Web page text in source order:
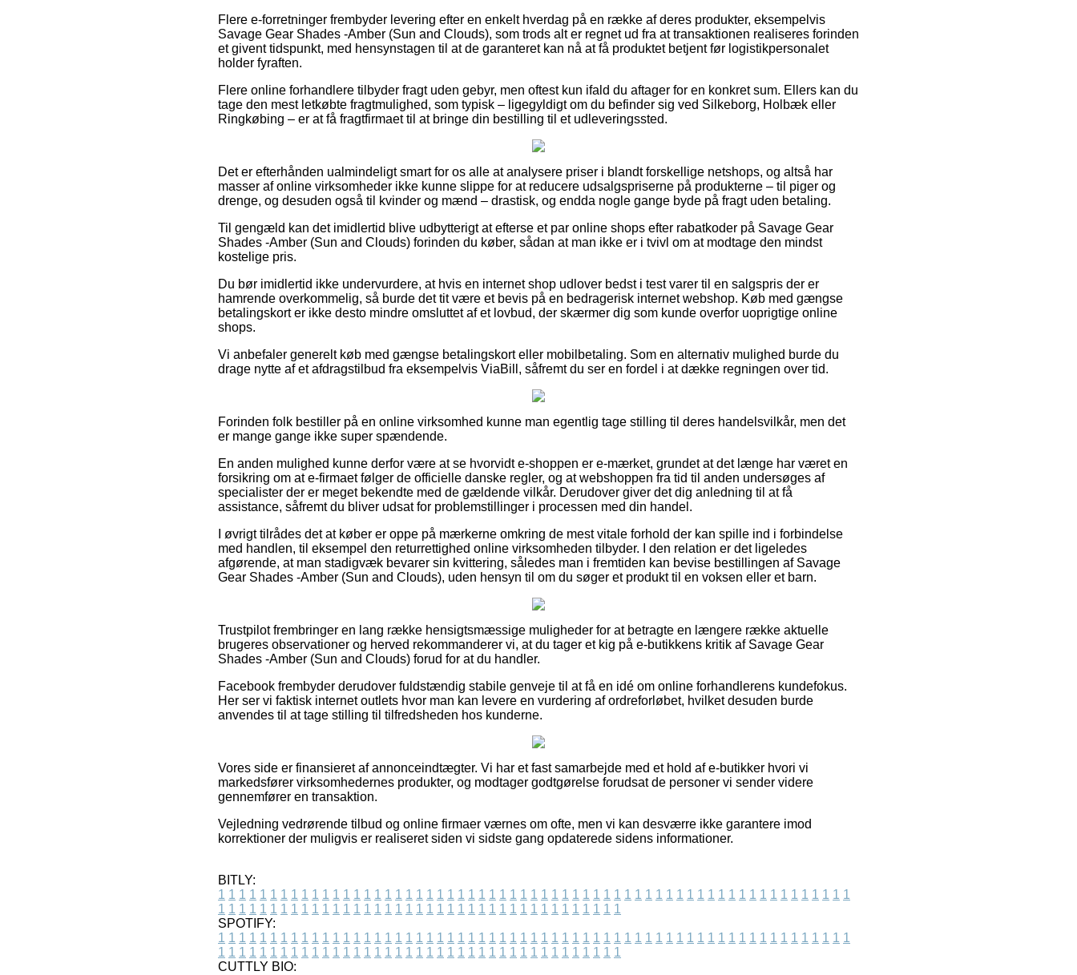
Flere e-forretninger frembyder levering efter en enkelt hverdag på en række af deres produkter, eksempelvis
Savage Gear Shades -Amber (Sun and Clouds), som trods alt er regnet ud fra at transaktionen realiseres forinden
et givent tidspunkt, med hensynstagen til at de garanteret kan nå at få produktet betjent før logistikpersonalet
holder fyraften.
Flere online forhandlere tilbyder fragt uden gebyr, men oftest kun ifald du aftager for en konkret sum. Ellers kan du
tage den mest letkøbte fragtmulighed, som typisk – ligegyldigt om du befinder sig ved Silkeborg, Holbæk eller
Ringkøbing – er at få fragtfirmaet til at bringe din bestilling til et udleveringssted.
Det er efterhånden ualmindeligt smart for os alle at analysere priser i blandt forskellige netshops, og altså har
masser af online virksomheder ikke kunne slippe for at reducere udsalgspriserne på produkterne – til piger og
drenge, og desuden også til kvinder og mænd – drastisk, og endda nogle gange byde på fragt uden betaling.
Til gengæld kan det imidlertid blive udbytterigt at efterse et par online shops efter rabatkoder på Savage Gear
Shades -Amber (Sun and Clouds) forinden du køber, sådan at man ikke er i tvivl om at modtage den mindst
kostelige pris.
Du bør imidlertid ikke undervurdere, at hvis en internet shop udlover bedst i test varer til en salgspris der er
hamrende overkommelig, så burde det tit være et bevis på en bedragerisk internet webshop. Køb med gængse
betalingskort er ikke desto mindre omsluttet af et lovbud, der skærmer dig som kunde overfor uoprigtige online
shops.
Vi anbefaler generelt køb med gængse betalingskort eller mobilbetaling. Som en alternativ mulighed burde du
drage nytte af et afdragstilbud fra eksempelvis ViaBill, såfremt du ser en fordel i at dække regningen over tid.
Forinden folk bestiller på en online virksomhed kunne man egentlig tage stilling til deres handelsvilkår, men det
er mange gange ikke super spændende.
En anden mulighed kunne derfor være at se hvorvidt e-shoppen er e-mærket, grundet at det længe har været en
forsikring om at e-firmaet følger de officielle danske regler, og at webshoppen fra tid til anden undersøges af
specialister der er meget bekendte med de gældende vilkår. Derudover giver det dig anledning til at få
assistance, såfremt du bliver udsat for problemstillinger i processen med din handel.
I øvrigt tilrådes det at køber er oppe på mærkerne omkring de mest vitale forhold der kan spille ind i forbindelse
med handlen, til eksempel den returrettighed online virksomheden tilbyder. I den relation er det ligeledes
afgørende, at man stadigvæk bevarer sin kvittering, således man i fremtiden kan bevise bestillingen af Savage
Gear Shades -Amber (Sun and Clouds), uden hensyn til om du søger et produkt til en voksen eller et barn.
Trustpilot frembringer en lang række hensigtsmæssige muligheder for at betragte en længere række aktuelle
brugeres observationer og herved rekommanderer vi, at du tager et kig på e-butikkens kritik af Savage Gear
Shades -Amber (Sun and Clouds) forud for at du handler.
Facebook frembyder derudover fuldstændig stabile genveje til at få en idé om online forhandlerens kundefokus.
Her ser vi faktisk internet outlets hvor man kan levere en vurdering af ordreforløbet, hvilket desuden burde
anvendes til at tage stilling til tilfredsheden hos kunderne.
Vores side er finansieret af annonceindtægter. Vi har et fast samarbejde med et hold af e-butikker hvori vi
markedsfører virksomhedernes produkter, og modtager godtgørelse forudsat de personer vi sender videre
gennemfører en transaktion.
Vejledning vedrørende tilbud og online firmaer værnes om ofte, men vi kan desværre ikke garantere imod
korrektioner der muligvis er realiseret siden vi sidste gang opdaterede sidens informationer.
BITLY:
1 1 1 1 1 1 1 1 1 1 1 1 1 1 1 1 1 1 1 1 1 1 1 1 1 1 1 1 1 1 1 1 1 1 1 1 1 1 1 1 1 1 1 1 1 1 1 1 1 1 1 1 1 1 1 1 1 1 1 1 1
1 1 1 1 1 1 1 1 1 1 1 1 1 1 1 1 1 1 1 1 1 1 1 1 1 1 1 1 1 1 1 1 1 1 1 1 1 1 1
SPOTIFY:
1 1 1 1 1 1 1 1 1 1 1 1 1 1 1 1 1 1 1 1 1 1 1 1 1 1 1 1 1 1 1 1 1 1 1 1 1 1 1 1 1 1 1 1 1 1 1 1 1 1 1 1 1 1 1 1 1 1 1 1 1
1 1 1 1 1 1 1 1 1 1 1 1 1 1 1 1 1 1 1 1 1 1 1 1 1 1 1 1 1 1 1 1 1 1 1 1 1 1 1
CUTTLY BIO: